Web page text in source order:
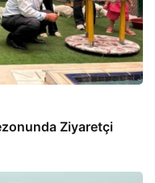
Ziyaretçi